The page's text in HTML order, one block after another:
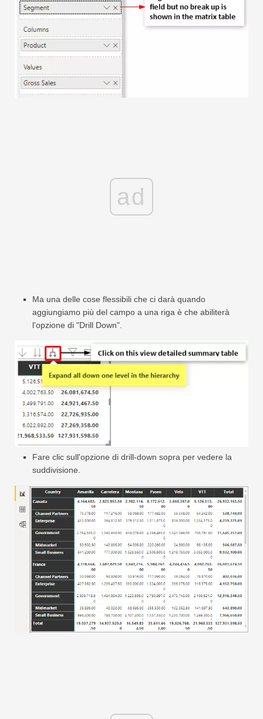
ad
Ma una delle cose flessibili che ci darà quando
aggiungiamo più del campo a una riga è che abiliterà
l'opzione di "Drill Down".
Fare clic sull'opzione di drill-down sopra per vedere la
suddivisione.